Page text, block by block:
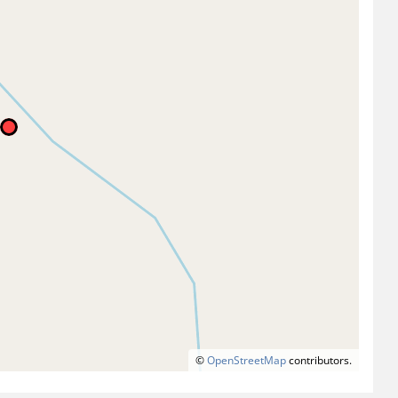
©OpenStreetMapcontributors.